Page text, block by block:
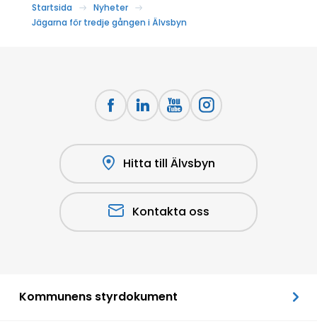
Startsida
Nyheter
Jägarna för tredje gången i Älvsbyn
Hitta till Älvsbyn
Kontakta oss
Kommunens styrdokument